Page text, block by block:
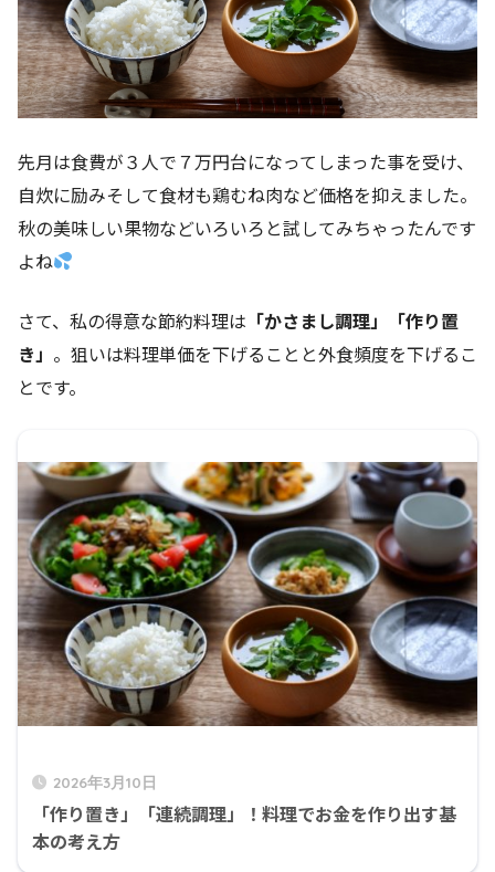
先月は食費が３人で７万円台になってしまった事を受け、
自炊に励みそして食材も鶏むね肉など価格を抑えました。
秋の美味しい果物などいろいろと試してみちゃったんです
よね
さて、私の得意な節約料理は 「かさまし調理」「作り置
き」 。狙いは料理単価を下げることと外食頻度を下げるこ
とです。
2026年3月10日
「作り置き」「連続調理」！料理でお金を作り出す基
本の考え方